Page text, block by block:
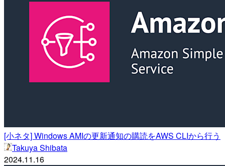
[小ネタ] Windows AMIの更新通知の購読をAWS CLIから行う
Takuya Shibata
2024.11.16